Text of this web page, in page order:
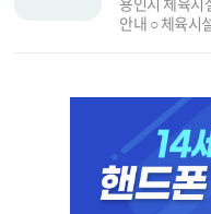
안내 ○ 체육시
화면이 표시될
가능합니다.
환경을 제공하
부탁드립니다.
팝업존